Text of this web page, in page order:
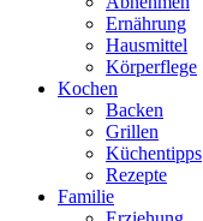
Ernährung
Hausmittel
Körperflege
Kochen
Backen
Grillen
Küchentipps
Rezepte
Familie